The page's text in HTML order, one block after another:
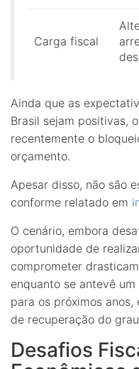
Carga fiscal
Ainda que as
Brasil sejam positivas,
recentemente o
orçamento.
Apesar disso, não são
conforme relatado em
O cenário, embora
oportunidade de
comprometer
enquanto se antevê
para os próximos
de recuperação do
Desafios